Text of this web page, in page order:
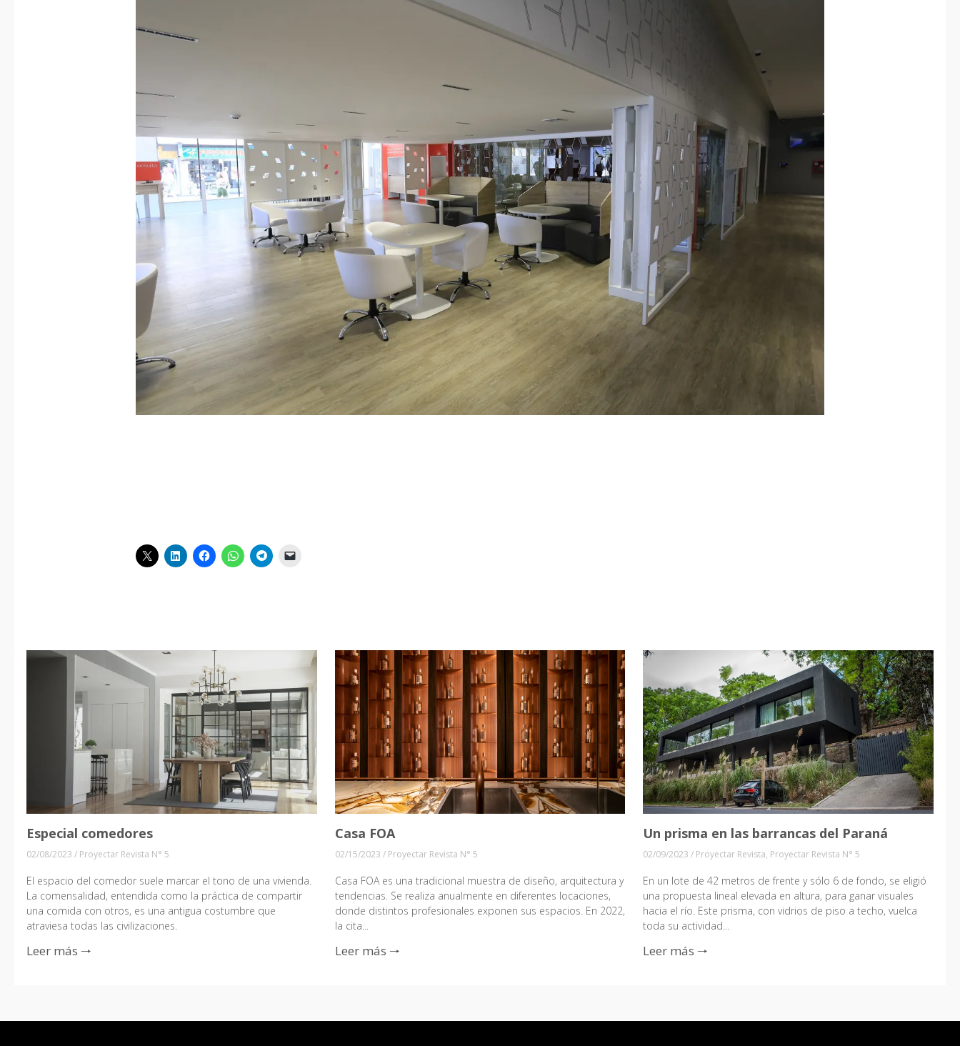
Especial comedores
02/08/2023 / Proyectar Revista N° 5
El espacio del comedor suele marcar el tono de una vivienda.
La comensalidad, entendida como la práctica de compartir
una comida con otros, es una antigua costumbre que
atraviesa todas las civilizaciones.
Leer más 🠒
Casa FOA
02/15/2023 / Proyectar Revista N° 5
Casa FOA es una tradicional muestra de diseño, arquitectura y
tendencias. Se realiza anualmente en diferentes locaciones,
donde distintos profesionales exponen sus espacios. En 2022,
la cita...
Leer más 🠒
Un prisma en las barrancas del Paraná
02/09/2023/ Proyectar Revista, Proyectar Revista N° 5
En un lote de 42 metros de frente y sólo 6 de fondo, se eligió
una propuesta lineal elevada en altura, para ganar visuales
hacia el río. Este prisma, con vidrios de piso a techo, vuelca
toda su actividad...
Leer más 🠒